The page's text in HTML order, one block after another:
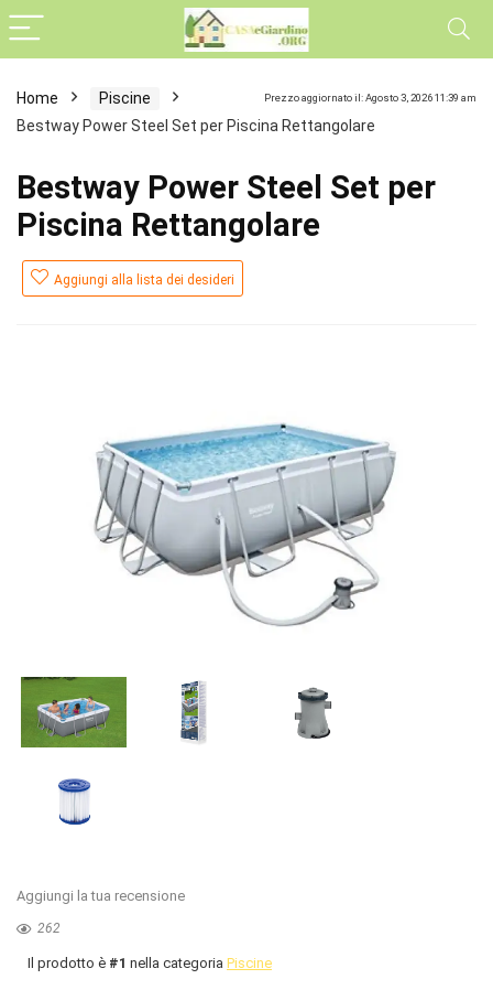
Prezzo aggiornato il: Agosto 3, 2026 11:39 am
Home
Piscine
Bestway Power Steel Set per Piscina Rettangolare
Bestway Power Steel Set per
Piscina Rettangolare
Aggiungi alla lista dei desideri
Aggiungi la tua recensione
262
Il prodotto è #1 nella categoria Piscine